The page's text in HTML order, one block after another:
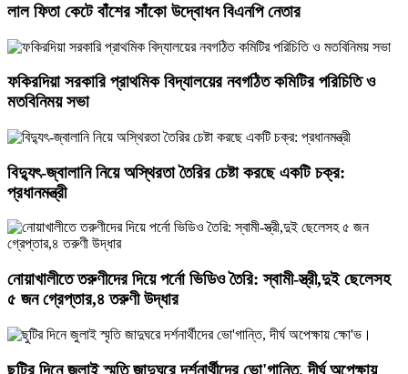
লাল ফিতা কেটে বাঁশের সাঁকো উদ্বোধন বিএনপি নেতার
ফকিরদিয়া সরকারি প্রাথমিক বিদ্যালয়ের নবগঠিত কমিটির পরিচিতি ও
মতবিনিময় সভা
বিদ্যুৎ-জ্বালানি নিয়ে অস্থিরতা তৈরির চেষ্টা করছে একটি চক্র:
প্রধানমন্ত্রী
নোয়াখালীতে তরুণীদের দিয়ে পর্নো ভিডিও তৈরি: স্বামী-স্ত্রী,দুই ছেলেসহ
৫ জন গ্রেপ্তার,৪ তরুণী উদ্ধার
ছুটির দিনে জুলাই স্মৃতি জাদুঘরে দর্শনার্থীদের ভো'গান্তি, দীর্ঘ অপেক্ষায়